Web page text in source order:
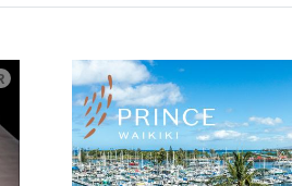
広告